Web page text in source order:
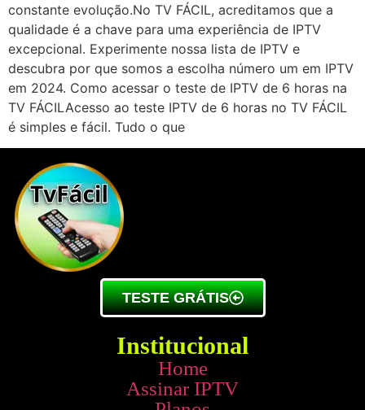
constante evolução.No TV FÁCIL, acreditamos que a
qualidade é a chave para uma experiência de IPTV
excepcional. Experimente nossa lista de IPTV e
descubra por que somos a escolha número um em IPTV
em 2024. Como acessar o teste de IPTV de 6 horas na
TV FÁCILAcesso ao teste IPTV de 6 horas no TV FÁCIL
é simples e fácil. Tudo o que
TESTE GRÁTIS
Institucional
Home
Assinar IPTV